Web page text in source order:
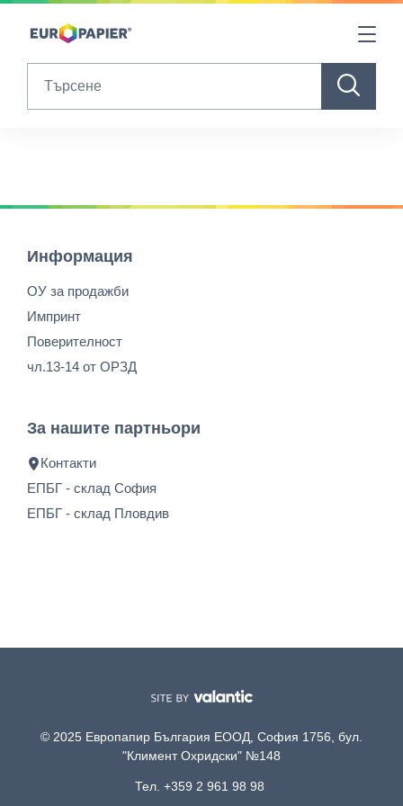
Table Of Content
Информация
ОУ за продажби
Импринт
Поверителност
чл.13-14 от ОРЗД
За нашите партньори
Контакти
ЕПБГ - склад София
ЕПБГ - склад Пловдив
© 2025 Европапир България ЕООД, София 1756, бул.
"Климент Охридски" №148
Тел. +359 2 961 98 98